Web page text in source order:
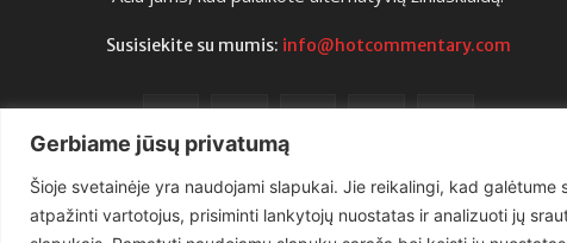
Gerbiame jūsų privatumą
Šioje svetainėje yra naudojami slapukai. Jie reikalingi, kad
atpažinti vartotojus, prisiminti lankytojų nuostatas ir analizuoti jų
Susisiekite su mumis: info@hotcommentary.com